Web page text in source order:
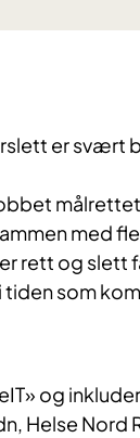
er svært
med
rett og slett
tiden som
og
Helse Nord